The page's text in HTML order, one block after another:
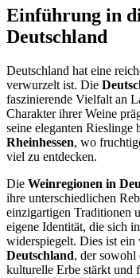
Einführung in
Deutschland
Deutschland hat eine
verwurzelt ist. Die
faszinierende Vielfalt an
Charakter ihrer Weine
seine eleganten Rieslinge
Rheinhessen, wo
viel zu entdecken.
Die Weinregionen in
ihre unterschiedlichen
einzigartigen Traditionen
eigene Identität, die sich
widerspiegelt. Dies ist ein
Deutschland, der sowohl
kulturelle Erbe stärkt und